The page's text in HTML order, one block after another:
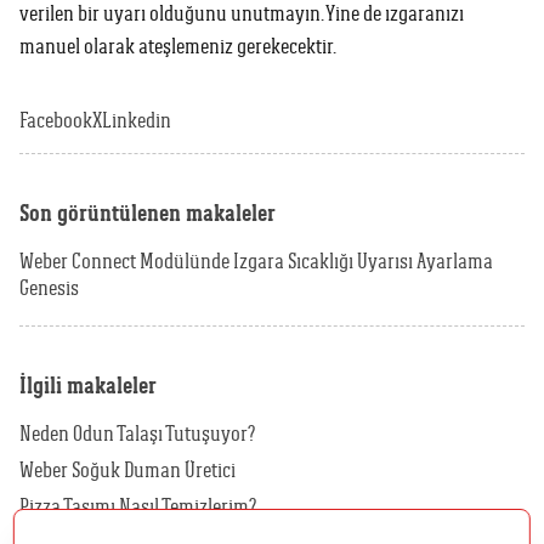
verilen bir uyarı olduğunu unutmayın. Yine de ızgaranızı
manuel olarak ateşlemeniz gerekecektir.
FacebookXLinkedin
Son görüntülenen makaleler
Weber Connect Modülünde Izgara Sıcaklığı Uyarısı Ayarlama
Genesis
İlgili makaleler
Neden Odun Talaşı Tutuşuyor?
Weber Soğuk Duman Üretici
Pizza Taşımı Nasıl Temizlerim?